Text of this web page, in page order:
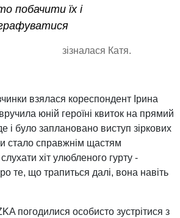
побачити їх і
зізналася Катя.
взялася кореспондент Ірина
юній героїні квиток на прямий
і було заплановано виступ зіркових
стало справжнім щастям
хіт улюбленого гурту -
те, що трапиться далі, вона навіть
погодилися особисто зустрітися з